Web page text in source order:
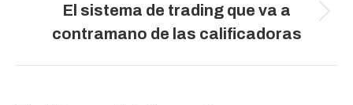
Publicación
siguiente:
El sistema de trading que va a
contramano de las calificadoras